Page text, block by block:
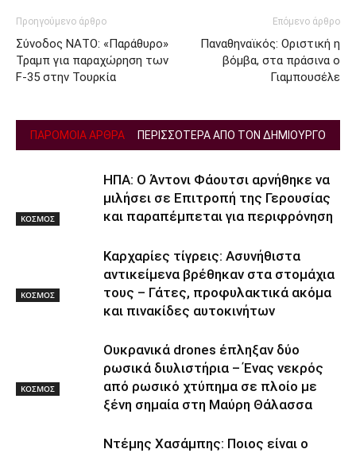
Προηγούμενο άρθρο
Σύνοδος ΝΑΤΟ: «Παράθυρο»
Τραμπ για παραχώρηση των
F-35 στην Τουρκία
Επόμενο άρθρο
Παναθηναϊκός: Οριστική η
βόμβα, στα πράσινα ο
Γιαμπουσέλε
ΠΑΡΟΜΟΙΑ ΑΡΘΡΑ ΠΕΡΙΣΣΟΤΕΡΑ ΑΠΟ ΤΟΝ ΔΗΜΙΟΥΡΓΟ
ΚΟΣΜΟΣ
ΗΠΑ: Ο Άντονι Φάουτσι αρνήθηκε να
μιλήσει σε Επιτροπή της Γερουσίας
και παραπέμπεται για περιφρόνηση
ΚΟΣΜΟΣ
Καρχαρίες τίγρεις: Ασυνήθιστα
αντικείμενα βρέθηκαν στα στομάχια
τους – Γάτες, προφυλακτικά ακόμα
και πινακίδες αυτοκινήτων
ΚΟΣΜΟΣ
Ουκρανικά drones έπληξαν δύο
ρωσικά διυλιστήρια – Ένας νεκρός
από ρωσικό χτύπημα σε πλοίο με
ξένη σημαία στη Μαύρη Θάλασσα
Ντέμης Χασάμπης: Ποιος είναι ο